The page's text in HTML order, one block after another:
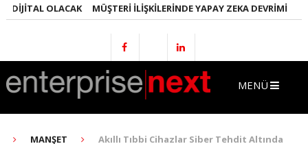
OLACAK MÜŞTERI İLIŞKILERINDE YAPAY ZEKA DEVRIMI
MENÜ
MANŞET Akıllı Tıbbi Cihazlar Siber Tehdit Altında